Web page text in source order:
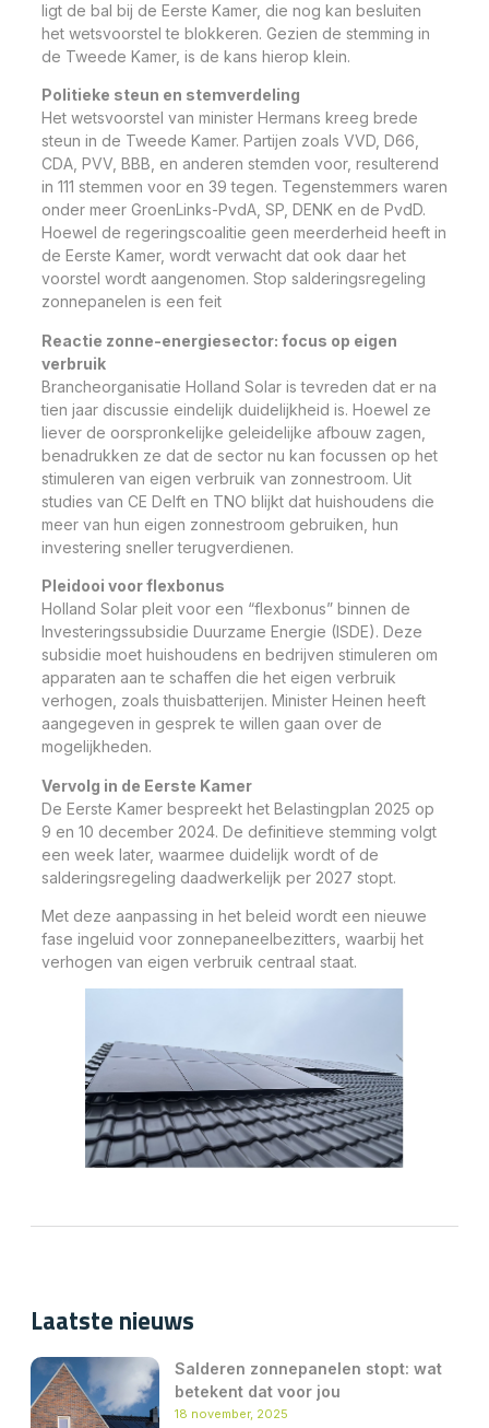
ligt de bal bij de Eerste Kamer, die nog kan besluiten
het wetsvoorstel te blokkeren. Gezien de stemming in
de Tweede Kamer, is de kans hierop klein.
Politieke steun en stemverdeling
Het wetsvoorstel van minister Hermans kreeg brede
steun in de Tweede Kamer. Partijen zoals VVD, D66,
CDA, PVV, BBB, en anderen stemden voor, resulterend
in 111 stemmen voor en 39 tegen. Tegenstemmers waren
onder meer GroenLinks-PvdA, SP, DENK en de PvdD.
Hoewel de regeringscoalitie geen meerderheid heeft in
de Eerste Kamer, wordt verwacht dat ook daar het
voorstel wordt aangenomen. Stop salderingsregeling
zonnepanelen is een feit
Reactie zonne-energiesector: focus op eigen
verbruik
Brancheorganisatie Holland Solar is tevreden dat er na
tien jaar discussie eindelijk duidelijkheid is. Hoewel ze
liever de oorspronkelijke geleidelijke afbouw zagen,
benadrukken ze dat de sector nu kan focussen op het
stimuleren van eigen verbruik van zonnestroom. Uit
studies van CE Delft en TNO blijkt dat huishoudens die
meer van hun eigen zonnestroom gebruiken, hun
investering sneller terugverdienen.
Pleidooi voor flexbonus
Holland Solar pleit voor een “flexbonus” binnen de
Investeringssubsidie Duurzame Energie (ISDE). Deze
subsidie moet huishoudens en bedrijven stimuleren om
apparaten aan te schaffen die het eigen verbruik
verhogen, zoals thuisbatterijen. Minister Heinen heeft
aangegeven in gesprek te willen gaan over de
mogelijkheden.
Vervolg in de Eerste Kamer
De Eerste Kamer bespreekt het Belastingplan 2025 op
9 en 10 december 2024. De definitieve stemming volgt
een week later, waarmee duidelijk wordt of de
salderingsregeling daadwerkelijk per 2027 stopt.
Met deze aanpassing in het beleid wordt een nieuwe
fase ingeluid voor zonnepaneelbezitters, waarbij het
verhogen van eigen verbruik centraal staat.
Laatste nieuws
Salderen zonnepanelen stopt: wat
betekent dat voor jou
18 november, 2025